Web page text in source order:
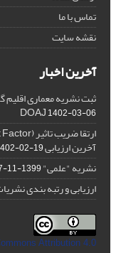
تماس با ما
نقشه سایت
آخرین اخبار
ثبت نشریه معماری
DOAJ1402-03-06
آخرین ارزیابی ISC02-19
نشریه "علمی"1399-11-27
ارزیابی و رتبه بندی
Attribution 4.0